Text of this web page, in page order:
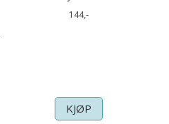
144,-
KJØP